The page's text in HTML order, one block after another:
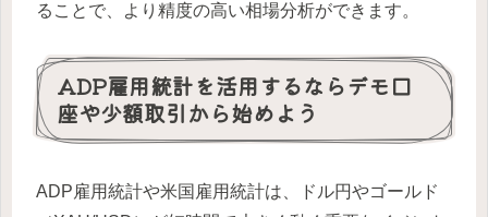
ることで、より精度の高い相場分析ができます。
ADP雇用統計を活用するならデモ口
座や少額取引から始めよう
ADP雇用統計や米国雇用統計は、ドル円やゴールド